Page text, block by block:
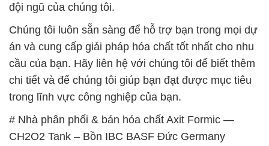
đội ngũ của chúng tôi.
Chúng tôi luôn sẵn sàng để hỗ trợ bạn trong mọi dự
án và cung cấp giải pháp hóa chất tốt nhất cho nhu
cầu của bạn. Hãy liên hệ với chúng tôi để biết thêm
chi tiết và để chúng tôi giúp bạn đạt được mục tiêu
trong lĩnh vực công nghiệp của bạn.
# Nhà phân phối & bán hóa chất Axit Formic —
CH2O2 Tank – Bồn IBC BASF Đức Germany